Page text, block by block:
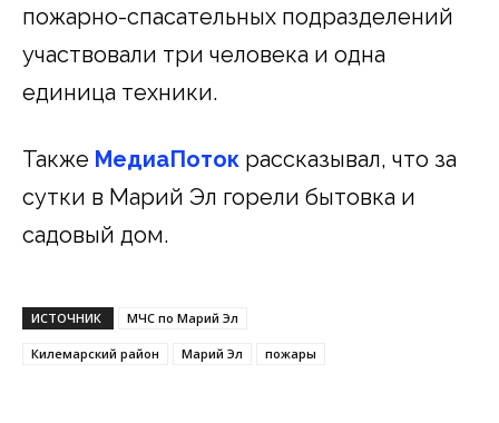
пожарно-спасательных подразделений
участвовали три человека и одна
единица техники.
Также МедиаПоток рассказывал, что за
сутки в Марий Эл горели бытовка и
садовый дом.
ИСТОЧНИК МЧС по Марий Эл
Килемарский район Марий Эл пожары